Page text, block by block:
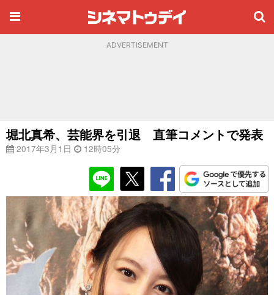
ADVERTISEMENT
堀北真希、芸能界を引退 直筆コメントで発表
2017年3月1日 12時05分